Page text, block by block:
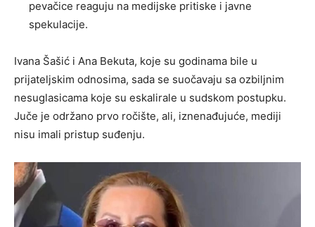
pevačice reaguju na medijske pritiske i javne
spekulacije.
Ivana Šašić i Ana Bekuta, koje su godinama bile u
prijateljskim odnosima, sada se suočavaju sa ozbiljnim
nesuglasicama koje su eskalirale u sudskom postupku.
Juče je održano prvo ročište, ali, iznenađujuće, mediji
nisu imali pristup suđenju.